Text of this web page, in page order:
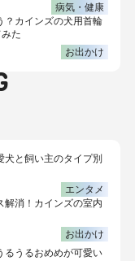
病気・健康
？カインズの犬用首輪
た
お出かけ
犬と飼い主のタイプ別
エンタメ
解消！カインズの室内
お出かけ
るうるおめめが可愛い